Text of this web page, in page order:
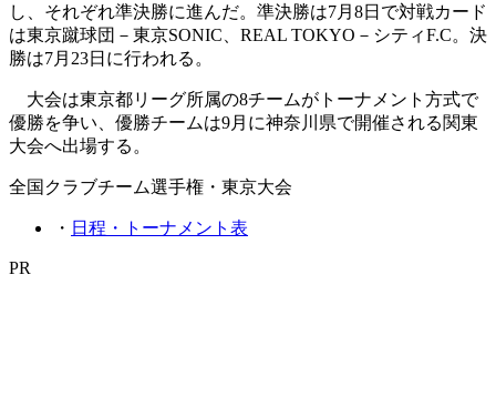
し、それぞれ準決勝に進んだ。準決勝は7月8日で対戦カード
は東京蹴球団－東京SONIC、REAL TOKYO－シティF.C。決
勝は7月23日に行われる。
大会は東京都リーグ所属の8チームがトーナメント方式で
優勝を争い、優勝チームは9月に神奈川県で開催される関東
大会へ出場する。
全国クラブチーム選手権・東京大会
・ 日程・トーナメント表
PR